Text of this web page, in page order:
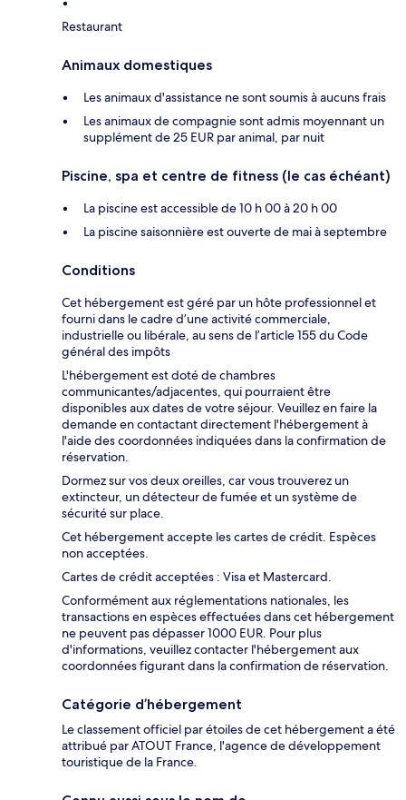
Restaurant
Animaux domestiques
Les animaux d'assistance ne sont soumis à aucuns frais
Les animaux de compagnie sont admis moyennant un
supplément de 25 EUR par animal, par nuit
Piscine, spa et centre de fitness (le cas échéant)
La piscine est accessible de 10 h 00 à 20 h 00
La piscine saisonnière est ouverte de mai à septembre
Conditions
Cet hébergement est géré par un hôte professionnel et
fourni dans le cadre d’une activité commerciale,
industrielle ou libérale, au sens de l’article 155 du Code
général des impôts
L'hébergement est doté de chambres
communicantes/adjacentes, qui pourraient être
disponibles aux dates de votre séjour. Veuillez en faire la
demande en contactant directement l'hébergement à
l'aide des coordonnées indiquées dans la confirmation de
réservation.
Dormez sur vos deux oreilles, car vous trouverez un
extincteur, un détecteur de fumée et un système de
sécurité sur place.
Cet hébergement accepte les cartes de crédit. Espèces
non acceptées.
Cartes de crédit acceptées : Visa et Mastercard.
Conformément aux réglementations nationales, les
transactions en espèces effectuées dans cet hébergement
ne peuvent pas dépasser 1000 EUR. Pour plus
d'informations, veuillez contacter l'hébergement aux
coordonnées figurant dans la confirmation de réservation.
Catégorie d’hébergement
Le classement officiel par étoiles de cet hébergement a été
attribué par ATOUT France, l'agence de développement
touristique de la France.